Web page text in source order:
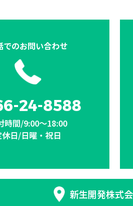
でのお問い合わせ
24-8588
時間/9:00〜18:00
休日/日曜・祝日
新生開発株